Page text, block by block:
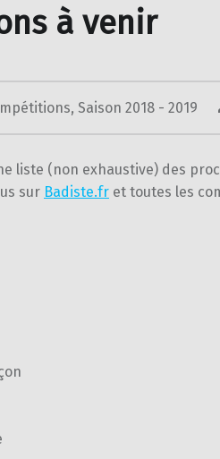
à venir
, Saison 2018 - 2019
liste (non exhaustive) des
sur Badiste.fret toutes les